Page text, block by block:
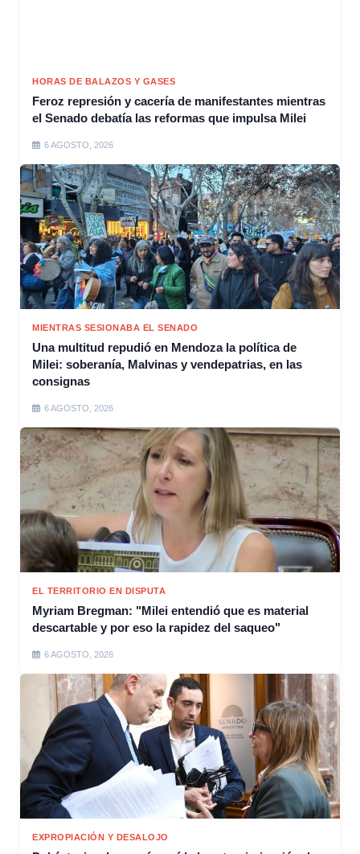
HORAS DE BALAZOS Y GASES
Feroz represión y cacería de manifestantes mientras
el Senado debatía las reformas que impulsa Milei
6 AGOSTO, 2026
MIENTRAS SESIONABA EL SENADO
Una multitud repudió en Mendoza la política de
Milei: soberanía, Malvinas y vendepatrias, en las
consignas
6 AGOSTO, 2026
EL TERRITORIO EN DISPUTA
Myriam Bregman: "Milei entendió que es material
descartable y por eso la rapidez del saqueo"
6 AGOSTO, 2026
EXPROPIACIÓN Y DESALOJO